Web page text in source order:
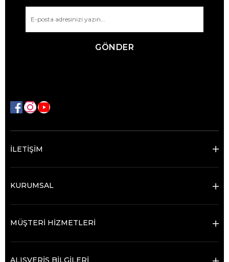
GÖNDER
İLETİŞİM
KURUMSAL
MÜŞTERİ HİZMETLERİ
ALIŞVERİŞ BİLGİLERİ